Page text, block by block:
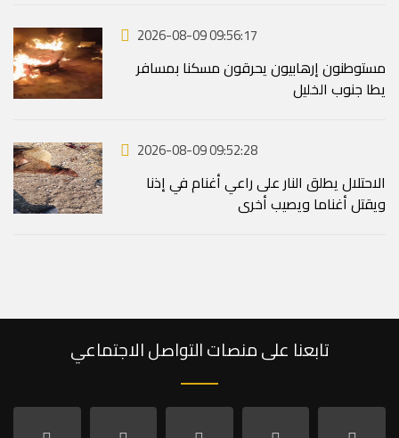
2026-08-09 09:56:17
مستوطنون إرهابيون يحرقون مسكنا بمسافر
يطا جنوب الخليل
2026-08-09 09:52:28
الاحتلال يطلق النار على راعي أغنام في إذنا
ويقتل أغناما ويصيب أخرى
تابعنا على منصات التواصل الاجتماعي